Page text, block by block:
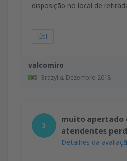
valdomiro
Brazylia, Dezembro 2018
disposição no local de
Útil
3
muito apertado
atendentes
Detalhes da